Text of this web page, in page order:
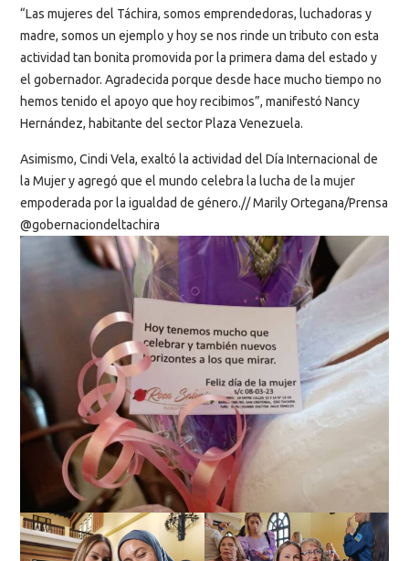
“Las mujeres del Táchira, somos emprendedoras, luchadoras y
madre, somos un ejemplo y hoy se nos rinde un tributo con esta
actividad tan bonita promovida por la primera dama del estado y
el gobernador. Agradecida porque desde hace mucho tiempo no
hemos tenido el apoyo que hoy recibimos”, manifestó Nancy
Hernández, habitante del sector Plaza Venezuela.
Asimismo, Cindi Vela, exaltó la actividad del Día Internacional de
la Mujer y agregó que el mundo celebra la lucha de la mujer
empoderada por la igualdad de género.// Marily Ortegana/Prensa
@gobernaciondeltachira